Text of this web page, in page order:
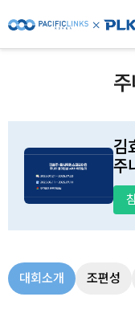
김
주
대회소개 조편성